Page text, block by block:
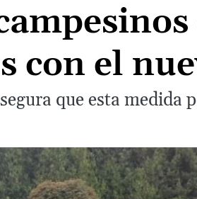
con el
que esta